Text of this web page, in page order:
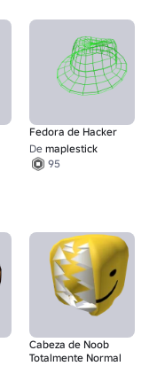
Fedora de Hacker
De maplestick
95
Cabeza de Noob
Totalmente Normal